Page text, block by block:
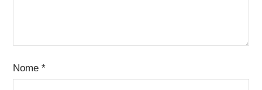
Nome *